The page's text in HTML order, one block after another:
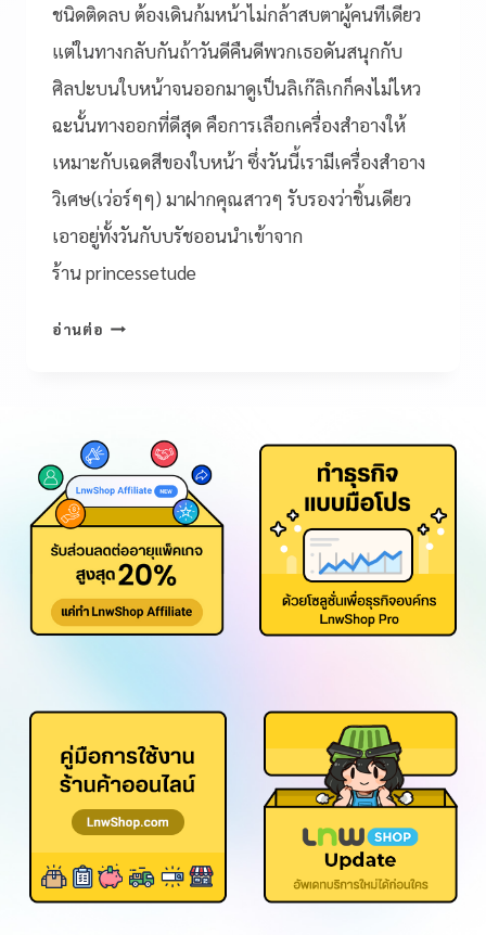
ชนิดติดลบ ต้องเดินก้มหน้าไม่กล้าสบตาผู้คนทีเดียว
แต่ในทางกลับกันถ้าวันดีคืนดีพวกเธอดันสนุกกับ
ศิลปะบนใบหน้าจนออกมาดูเป็นลิเก๊ลิเกก็คงไม่ไหว
ฉะนั้นทางออกที่ดีสุด คือการเลือกเครื่องสำอางให้
เหมาะกับเฉดสีของใบหน้า ซึ่งวันนี้เรามีเครื่องสำอาง
วิเศษ(เว่อร์ๆๆ) มาฝากคุณสาวๆ รับรองว่าชิ้นเดียว
เอาอยู่ทั้งวันกับบรัชออนนำเข้าจาก
ร้าน princessetude
อ่านต่อ